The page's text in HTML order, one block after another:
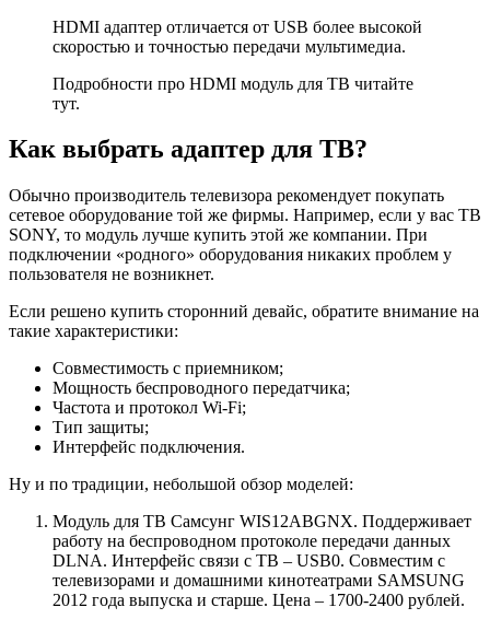
HDMI адаптер отличается от USB более высокой
скоростью и точностью передачи мультимедиа.
Подробности про HDMI модуль для ТВ читайте
тут.
Как выбрать адаптер для ТВ?
Обычно производитель телевизора рекомендует покупать
сетевое оборудование той же фирмы. Например, если у вас ТВ
SONY, то модуль лучше купить этой же компании. При
подключении «родного» оборудования никаких проблем у
пользователя не возникнет.
Если решено купить сторонний девайс, обратите внимание на
такие характеристики:
Совместимость с приемником;
Мощность беспроводного передатчика;
Частота и протокол Wi-Fi;
Тип защиты;
Интерфейс подключения.
Ну и по традиции, небольшой обзор моделей:
Модуль для ТВ Самсунг WIS12ABGNX. Поддерживает
работу на беспроводном протоколе передачи данных
DLNA. Интерфейс связи с ТВ – USB0. Совместим с
телевизорами и домашними кинотеатрами SAMSUNG
2012 года выпуска и старше. Цена – 1700-2400 рублей.